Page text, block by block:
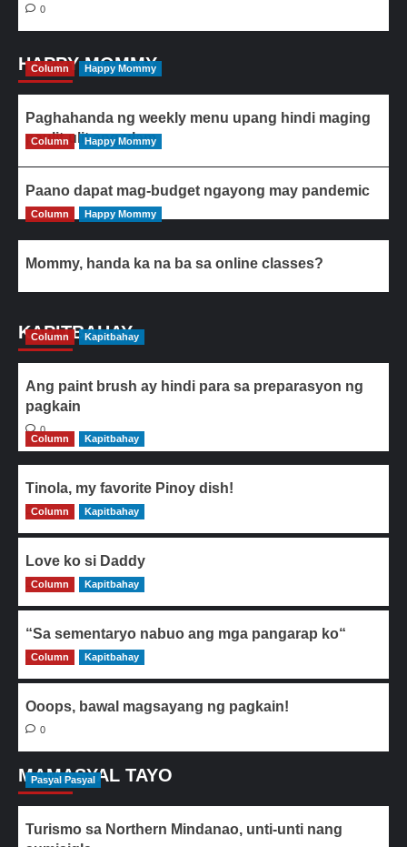
0
HAPPY MOMMY
Column Happy Mommy
Paghahanda ng weekly menu upang hindi maging
paulit-ulit ang ulam
Column Happy Mommy
Paano dapat mag-budget ngayong may pandemic
Column Happy Mommy
Mommy, handa ka na ba sa online classes?
KAPITBAHAY
Column Kapitbahay
Ang paint brush ay hindi para sa preparasyon ng
pagkain
0
Column
Kapitbahay
Tinola, my favorite Pinoy dish!
0
Column Kapitbahay
Love ko si Daddy
0
Column Kapitbahay
“Sa sementaryo nabuo ang mga pangarap ko“
0
Column Kapitbahay
Ooops, bawal magsayang ng pagkain!
0
MAMASYAL TAYO
Pasyal Pasyal
Turismo sa Northern Mindanao, unti-unti nang